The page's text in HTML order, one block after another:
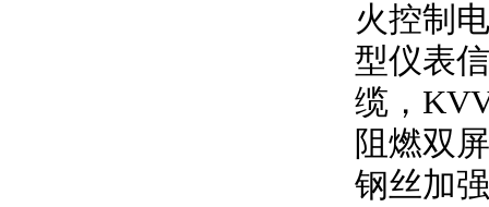
火控制
型仪表
缆，
阻燃双
钢丝加